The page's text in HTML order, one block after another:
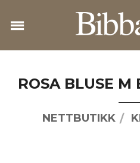
ROSA BLUSE M
NETTBUTIKK